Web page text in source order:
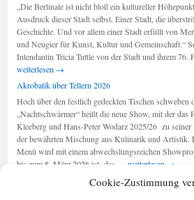
Cookie-Zustimmung
sind
am
Leben“
„Die Berlinale ist nicht bloß ein kultureller
Ausdruck dieser Stadt selbst. Einer Stadt, die
Geschichte. Und vor allem einer Stadt erfüllt von
und Neugier für Kunst, Kultur und Gemeinschaft.“
Intendantin Tricia Tuttle von der Stadt und ihrem
weiterlesen →
Akrobatik über Tellern 2026
Hoch über den festlich gedeckten Tischen schweben
„Nachtschwärmer“ heißt die neue Show, mit der das
Kleeberg und Hans-Peter Wodarz 2025/26 zu
der bewährten Mischung aus Kulinarik und Artistik.
Menü wird mit einem abwechslungsreichen
bis zum 8. März 2026 ist das … Akrobatik
Tellern
weiterlesen →